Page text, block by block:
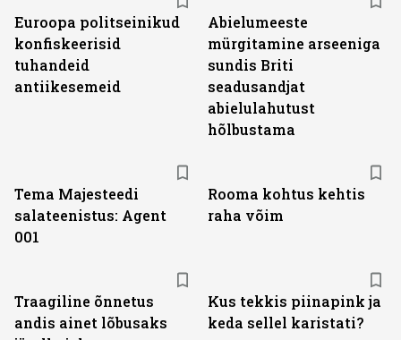
Euroopa politseinikud
konfiskeerisid
tuhandeid
antiikesemeid
Abielumeeste
mürgitamine arseeniga
sundis Briti
seadusandjat
abielulahutust
hõlbustama
Tema Majesteedi
salateenistus: Agent
001
Rooma kohtus kehtis
raha võim
Traagiline õnnetus
andis ainet lõbusaks
Kus tekkis piinapink ja
keda sellel karistati?